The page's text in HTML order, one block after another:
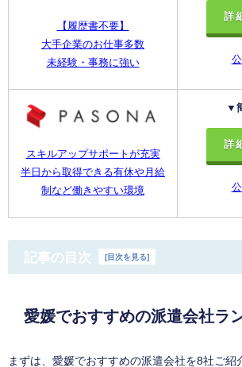
【履歴書不要】
大手企業のお仕事多数
未経験・事務に強い
詳
スキルアップサポートが充実
半日から取得できる有休や月給
制など働きやすい環境
▼
詳
記事の目次 [目次を見る]
愛媛でおすすめの派遣会社ラ
まずは、愛媛でおすすめの派遣会社を8社ご紹